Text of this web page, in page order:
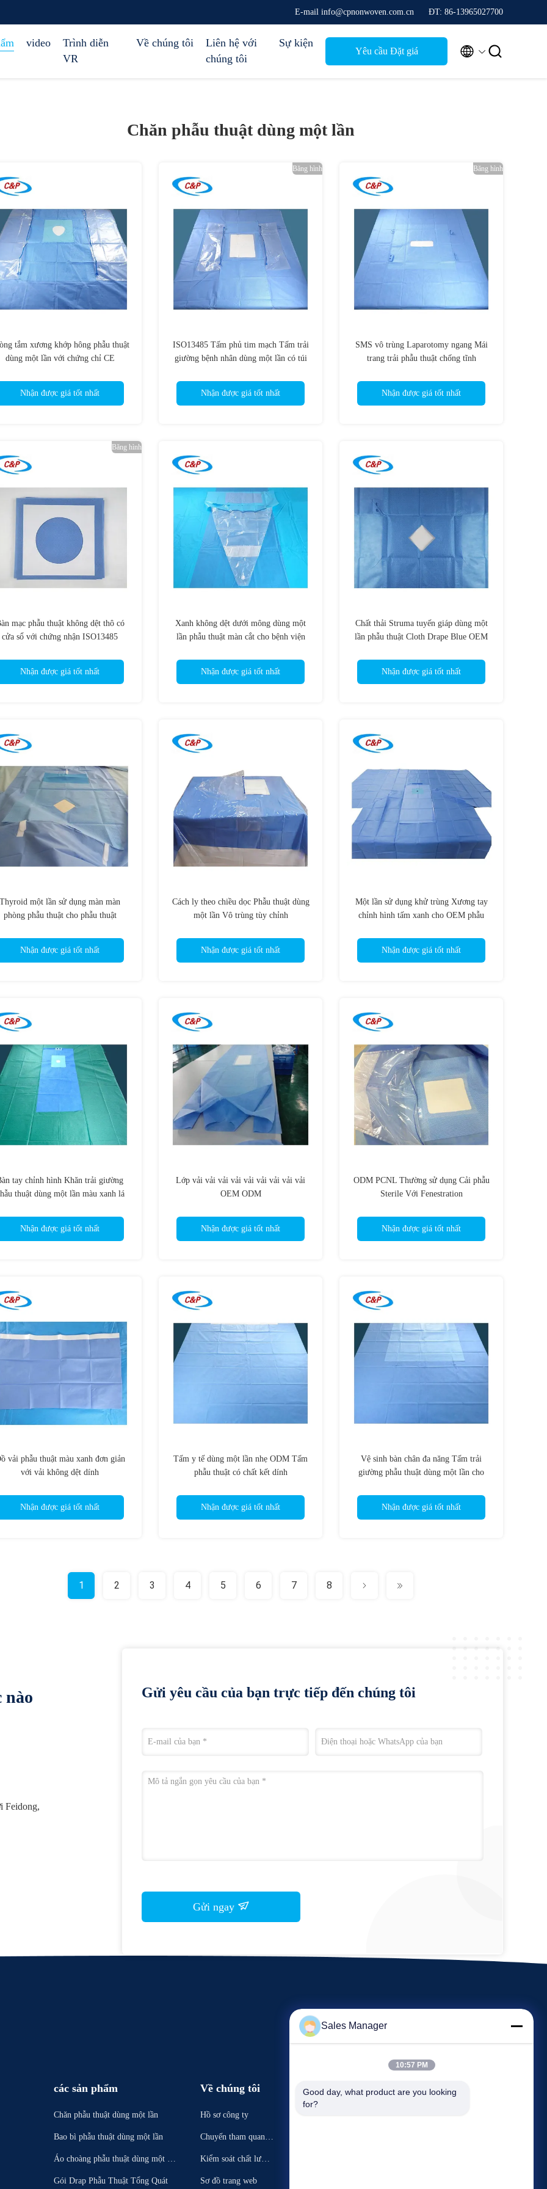
E-mail info@cpnonwoven.com.cn ĐT: 86-13965027700
video
Trình diễn
VR
Về chúng tôi
Liên hệ với
chúng tôi
Sự kiện
Yêu cầu Đặt giá  
Chăn phẫu thuật dùng một lần
tắm xương khớp hông phẫu thuật
dùng một lần với chứng chỉ CE
Nhận được giá tốt nhất
Băng hình
ISO13485 Tấm phủ tim mạch Tấm trải
giường bệnh nhân dùng một lần có túi
Nhận được giá tốt nhất
Băng hình
SMS vô trùng Laparotomy ngang Mái
trang trải phẫu thuật chống tĩnh
Nhận được giá tốt nhất
Băng hình
mạc phẫu thuật không dệt thô có
cửa sổ với chứng nhận ISO13485
Nhận được giá tốt nhất
Xanh không dệt dưới mông dùng một
lần phẫu thuật màn cắt cho bệnh viện
Nhận được giá tốt nhất
Chất thải Struma tuyến giáp dùng một
lần phẫu thuật Cloth Drape Blue OEM
Nhận được giá tốt nhất
Thyroid một lần sử dụng màn màn
phòng phẫu thuật cho phẫu thuật
Nhận được giá tốt nhất
Cách ly theo chiều dọc Phẫu thuật dùng
một lần Vô trùng tùy chỉnh
Nhận được giá tốt nhất
Một lần sử dụng khử trùng Xương tay
chỉnh hình tấm xanh cho OEM phẫu
Nhận được giá tốt nhất
tay chỉnh hình Khăn trải giường
thuật dùng một lần màu xanh lá
Nhận được giá tốt nhất
Lớp vải vải vải vải vải vải vải vải vải
OEM ODM
Nhận được giá tốt nhất
ODM PCNL Thường sử dụng Cải phẫu
Sterile Với Fenestration
Nhận được giá tốt nhất
vải phẫu thuật màu xanh đơn giản
với vải không dệt dính
Nhận được giá tốt nhất
Tấm y tế dùng một lần nhẹ ODM Tấm
phẫu thuật có chất kết dính
Nhận được giá tốt nhất
Vệ sinh bàn chân đa năng Tấm trải
giường phẫu thuật dùng một lần cho
Nhận được giá tốt nhất
1 2 3 4 5 6 7 8
nào
Feidong,
Gửi yêu cầu của bạn trực tiếp đến chúng tôi
Gửi ngay
các sản phẩm
Chăn phẫu thuật dùng một lần
Bao bì phẫu thuật dùng một lần
Áo choàng phẫu thuật dùng một lầ
Gói Drap Phẫu Thuật Tổng Quát
Về chúng tôi
Hồ sơ công ty
Chuyến tham quan n
hà máy
Kiểm soát chất lượn
Sơ đồ trang web
Sự kiện
Yêu cầu Đặt giá
Sales Manager
10:57 PM
Good day, what product are you looking
for?